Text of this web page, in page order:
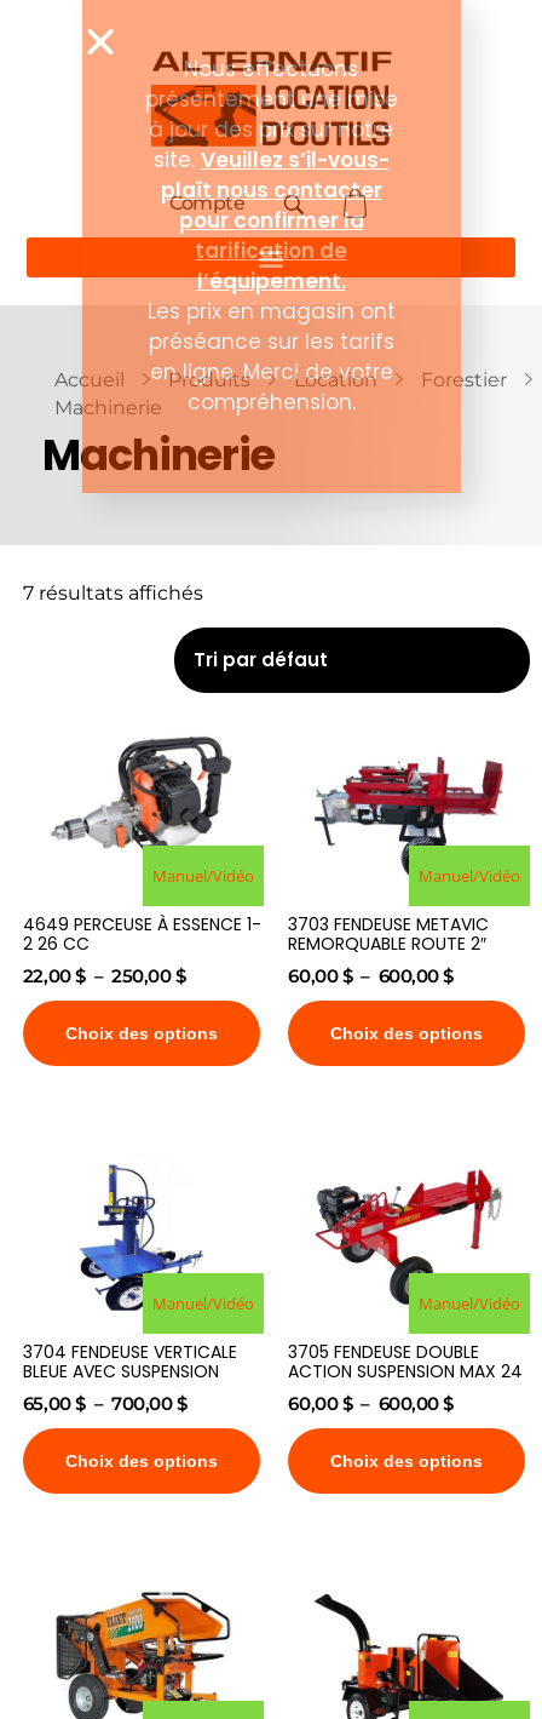
Compte
Accueil Produits Location
Forestier
Machinerie
Machinerie
7 résultats affichés
Manuel/Vidéo
4649 PERCEUSE À ESSENCE 1-
2 26 CC
22,00$ – 250,00$
Choix des options
Manuel/Vidéo
3703 FENDEUSE METAVIC
REMORQUABLE ROUTE 2″
60,00$ – 600,00$
Choix des options
Manuel/Vidéo
3704 FENDEUSE VERTICALE
BLEUE AVEC SUSPENSION
65,00$ – 700,00$
Choix des options
Manuel/Vidéo
3705 FENDEUSE DOUBLE
ACTION SUSPENSION MAX 24
60,00$ – 600,00$
Choix des options